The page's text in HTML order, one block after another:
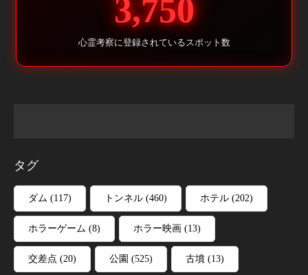
3,750
心霊考察に登録されているスポット数
タグ
ダム (117) トンネル (460) ホテル (202)
ホラーゲーム (8) ホラー映画 (13)
交差点 (20) 公園 (525) 古墳 (13)